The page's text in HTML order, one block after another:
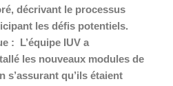
décrivant le processus
les défis potentiels.
: L’équipe IUV a
les nouveaux modules de
s’assurant qu’ils étaient